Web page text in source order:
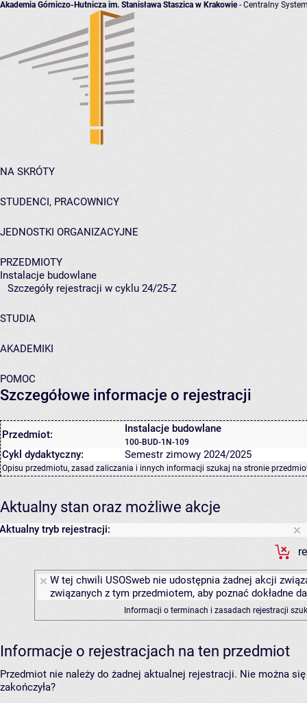
Akademia Górniczo-Hutnicza im. Stanisława Staszica w Krakowie- Centralny
NA SKRÓTY
STUDENCI, PRACOWNICY
JEDNOSTKI ORGANIZACYJNE
PRZEDMIOTY
Instalacje budowlane
Szczegóły rejestracji w cyklu 24/25-Z
STUDIA
AKADEMIKI
POMOC
Szczegółowe informacje o rejestracji
Przedmiot: Instalacje budowlane
100-BUD-1N-109
Cykl dydaktyczny: Semestr zimowy 2024/2025
Opisu przedmiotu, zasad zaliczania i innych informacji szukaj na stronie
Aktualny stan oraz możliwe akcje
Aktualny tryb rejestracji:
W tej chwili USOSweb nie udostępnia żadnej akcji
związanych z tym przedmiotem, aby poznać dokładne
Informacji o terminach i zasadach rejestracji
Informacje o rejestracjach na ten przedmiot
Przedmiot nie należy do żadnej aktualnej rejestracji. Nie można
zakończyła?